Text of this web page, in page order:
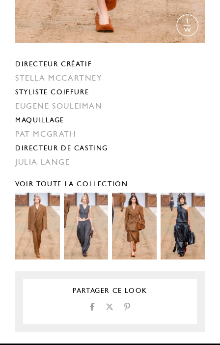
DIRECTEUR CRÉATIF
STELLA MCCARTNEY
STYLISTE COIFFURE
EUGENE SOULEIMAN
MAQUILLAGE
PAT MCGRATH
DIRECTEUR DE CASTING
JULIA LANGE
VOIR TOUTE LA COLLECTION
PARTAGER CE LOOK